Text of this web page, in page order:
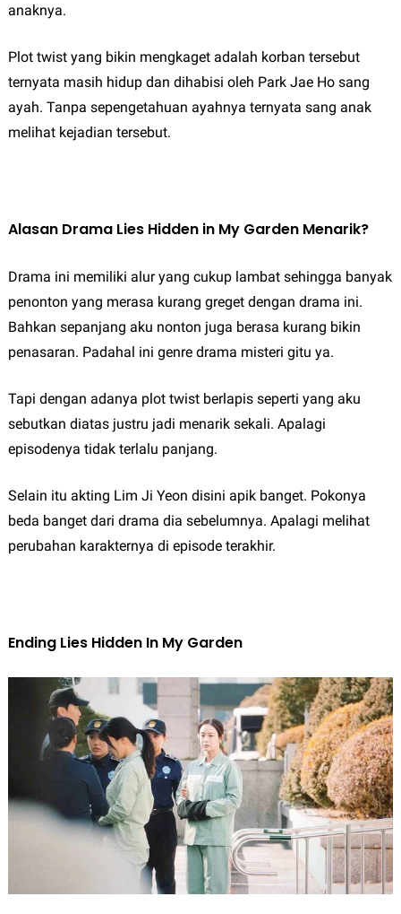
anaknya.
Plot twist yang bikin mengkaget adalah korban tersebut
ternyata masih hidup dan dihabisi oleh Park Jae Ho sang
ayah. Tanpa sepengetahuan ayahnya ternyata sang anak
melihat kejadian tersebut.
Alasan Drama Lies Hidden in My Garden Menarik?
Drama ini memiliki alur yang cukup lambat sehingga banyak
penonton yang merasa kurang greget dengan drama ini.
Bahkan sepanjang aku nonton juga berasa kurang bikin
penasaran. Padahal ini genre drama misteri gitu ya.
Tapi dengan adanya plot twist berlapis seperti yang aku
sebutkan diatas justru jadi menarik sekali. Apalagi
episodenya tidak terlalu panjang.
Selain itu akting Lim Ji Yeon disini apik banget. Pokonya
beda banget dari drama dia sebelumnya. Apalagi melihat
perubahan karakternya di episode terakhir.
Ending Lies Hidden In My Garden